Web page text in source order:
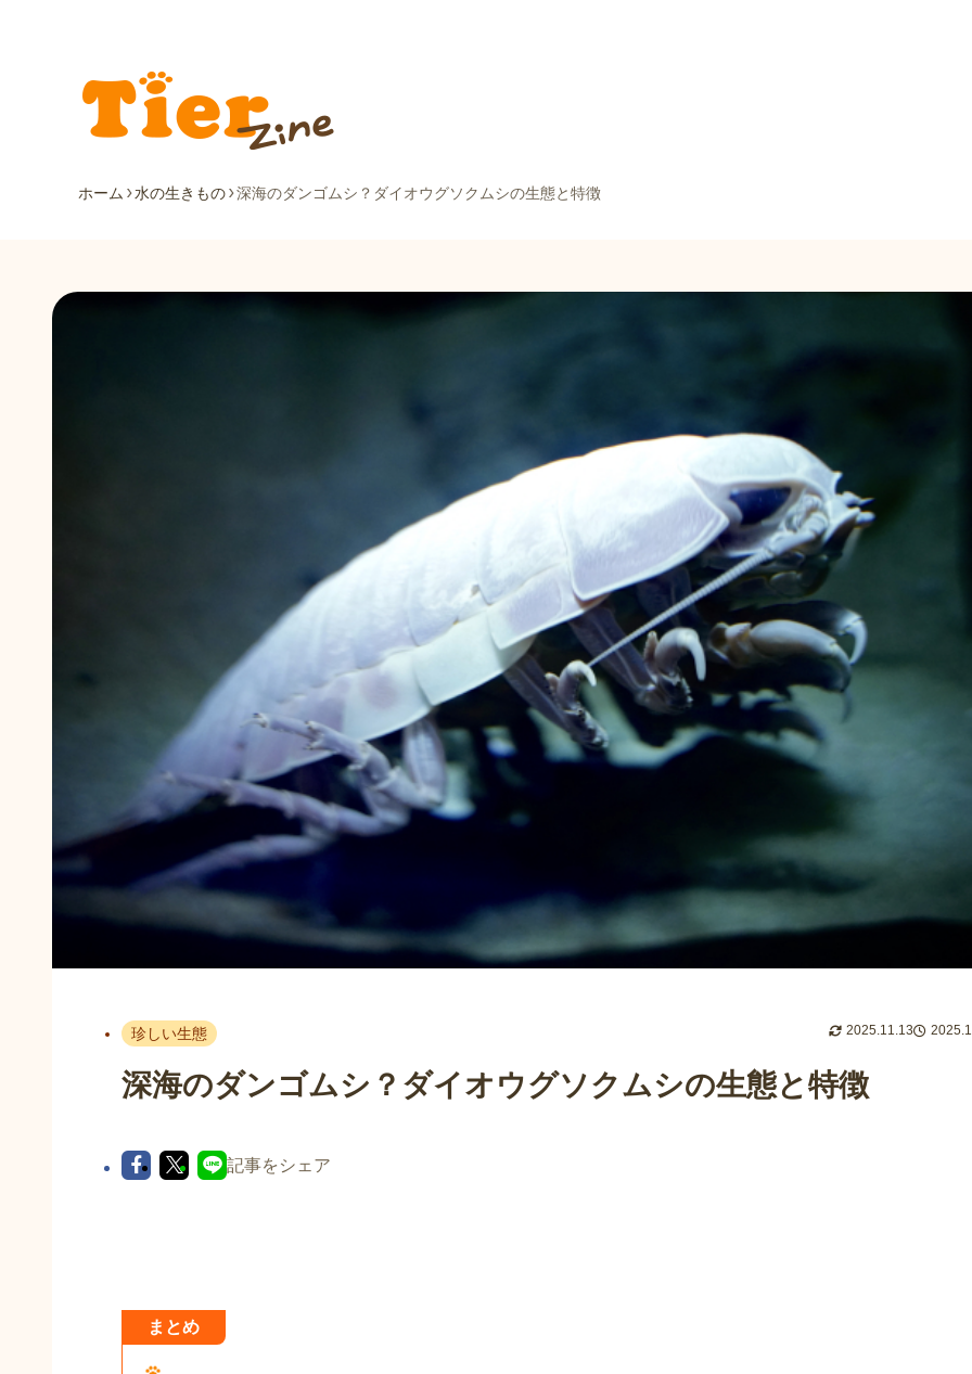
ホーム 水の生きもの 深海のダンゴムシ？ダイオウグソクムシの生態と特徴
珍しい生態 2025.11.13
深海のダンゴムシ？ダイオウグソクムシの生態と特徴
記事をシェア
まとめ